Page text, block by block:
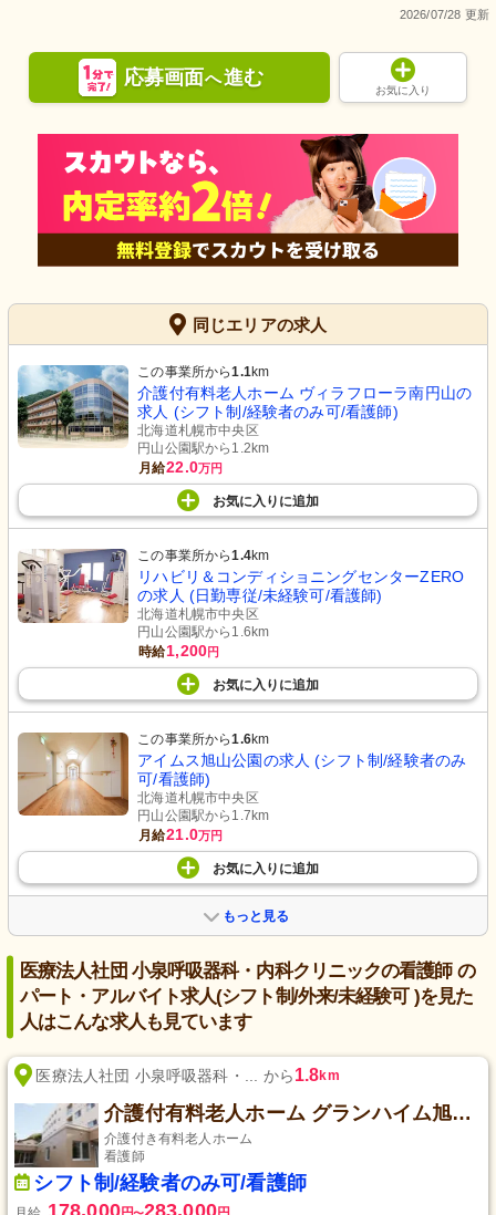
2026/07/28 更新
応募画面へ進む
お気に入り
同じエリアの求人
この事業所から1.1km
介護付有料老人ホーム ヴィラフローラ南円山の
求人 (シフト制/経験者のみ可/看護師)
北海道札幌市中央区
円山公園駅から1.2km
月給22.0万円
お気に入り に追加
この事業所から1.4km
リハビリ＆コンディショニングセンターZERO
の求人 (日勤専従/未経験可/看護師)
北海道札幌市中央区
円山公園駅から1.6km
時給1,200円
お気に入り に追加
この事業所から1.6km
アイムス旭山公園の求人 (シフト制/経験者のみ
可/看護師)
北海道札幌市中央区
円山公園駅から1.7km
月給21.0万円
お気に入り に追加
もっと見る
医療法人社団 小泉呼吸器科・内科クリニックの看護師 の
パート・アルバイト求人(シフト制/外来/未経験可 )を見た
人はこんな求人も見ています
医療法人社団 小泉呼吸器科・... から1.8km
介護付有料老人ホーム グランハイム旭ヶ丘
介護付き有料老人ホーム
看護師
シフト制/経験者のみ可/看護師